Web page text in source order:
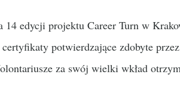
14 edycji projektu Career Turn w
potwierdzające zdobyte
za swój wielki wkład